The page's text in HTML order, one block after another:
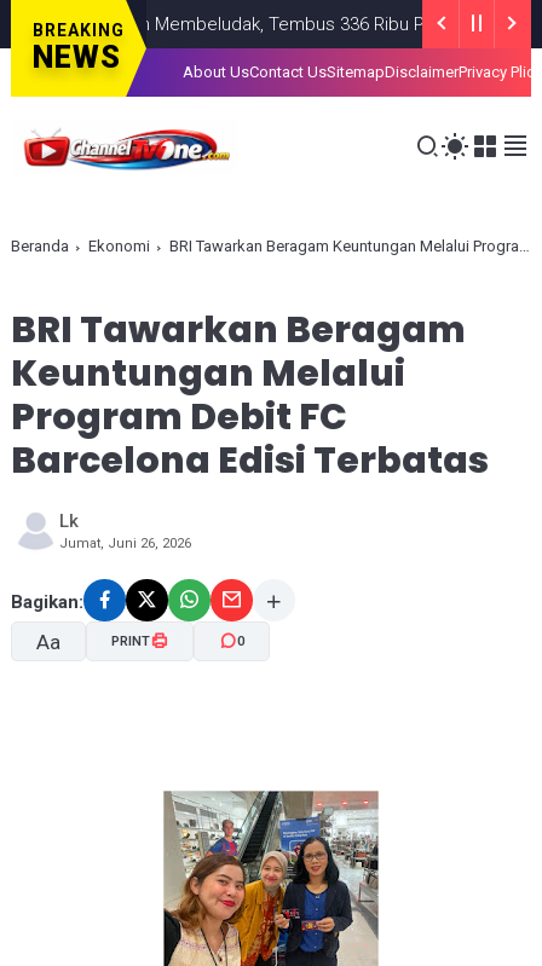
BREAKING
NEWS
Membeludak, Tembus 336 Ribu Pendaftar! NASIONAL
About UsContact UsSitemapDisclaimerPrivacy Plice
Beranda Ekonomi BRI Tawarkan Beragam Keuntungan Melalui Program Debit FC Barcelona Edisi Terbatas
BRI Tawarkan Beragam
Keuntungan Melalui
Program Debit FC
Barcelona Edisi Terbatas
Lk
Jumat, Juni 26, 2026
Bagikan:
Aa PRINT 0